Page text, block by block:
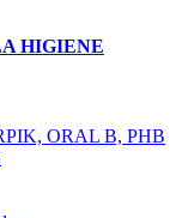
HIGIENE
ORAL B, PHB